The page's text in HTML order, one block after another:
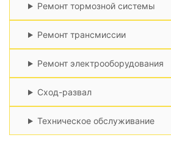
Ремонт тормозной системы
Ремонт трансмиссии
Ремонт электрооборудования
Сход-развал
Техническое обслуживание